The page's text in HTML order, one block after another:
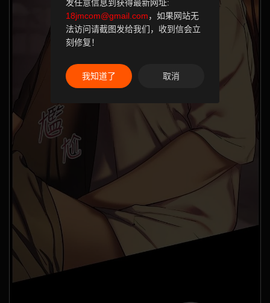
发任意信息到获得最新网址:
18jmcom@gmail.com，如果网站无
法访问请截图发给我们，收到信会立
刻修复！
我知道了 取消